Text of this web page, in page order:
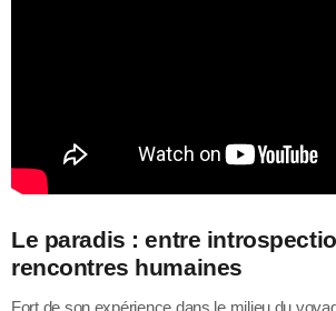
Le paradis : entre
rencontres humaines
Fort de son expérience dans le milieu du